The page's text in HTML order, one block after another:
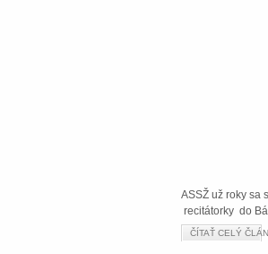
ASSŽ už roky sa
recitátorky do
ČÍTAŤ CELÝ